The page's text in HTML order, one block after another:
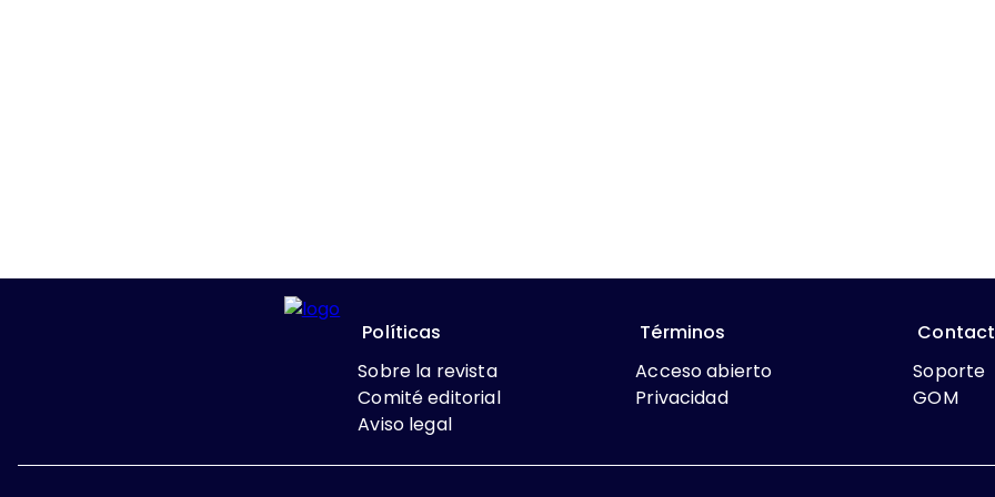
Políticas
Sobre la revista
Comité editorial
Aviso legal
Términos
Acceso abierto
Privacidad
Soporte
GOM